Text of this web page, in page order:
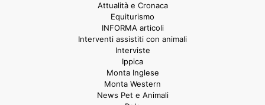
Attualità e Cronaca
Equiturismo
INFORMA articoli
Interventi assistiti con animali
Interviste
Ippica
Monta Inglese
Monta Western
News Pet e Animali